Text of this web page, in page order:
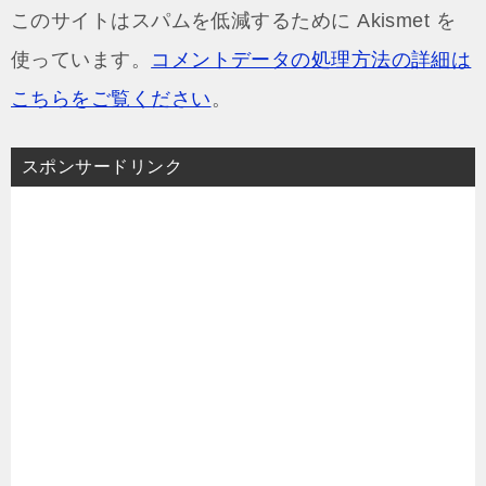
このサイトはスパムを低減するために Akismet を
使っています。 コメントデータの処理方法の詳細は
こちらをご覧ください 。
スポンサードリンク